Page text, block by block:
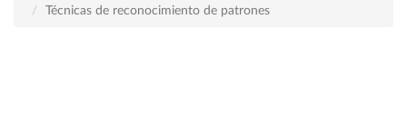
Técnicas de reconocimiento de patrones